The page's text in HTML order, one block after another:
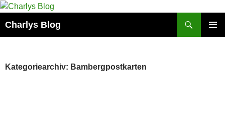
Zum
springen
Charlys Blog
Kategoriearchiv: Bambergpostkarten